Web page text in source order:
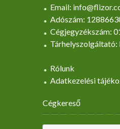
Email:
Adószám:
Cégjegyzékszám:
Tárhelyszolgáltató:
Rólunk
Adatkezelési
Cégkereső